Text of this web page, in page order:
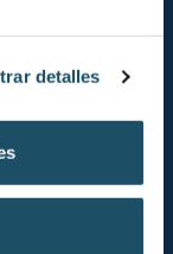
detalles